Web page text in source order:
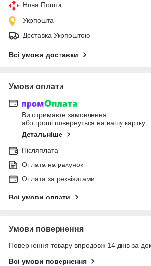
Нова Пошта
Укрпошта
Доставка Укрпоштою
Всі умови доставки
Умови оплати
Ви отримаєте замовлення
або гроші повернуться на вашу картку
Детальніше
Післяплата
Оплата на рахунок
Оплата за реквізитами
Всі умови оплати
Умови повернення
Повернення товару впродовж 14 днів за
Всі умови повернення